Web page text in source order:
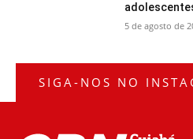
5 de agosto de
SIGA-NOS NO